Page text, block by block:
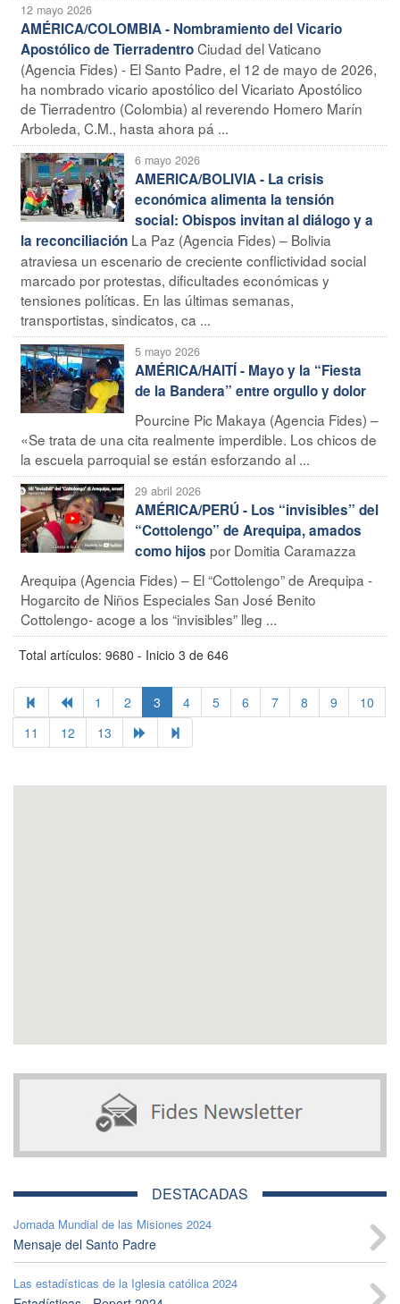
12 mayo 2026
AMÉRICA/COLOMBIA - Nombramiento del Vicario
Apostólico de TierradentroCiudad del Vaticano
(Agencia Fides) - El Santo Padre, el 12 de mayo de 2026,
ha nombrado vicario apostólico del Vicariato Apostólico
de Tierradentro (Colombia) al reverendo Homero Marín
Arboleda, C.M., hasta ahora pá ...
6 mayo 2026
AMERICA/BOLIVIA - La crisis
económica alimenta la tensión
social: Obispos invitan al diálogo y a
la reconciliación La Paz (Agencia Fides) – Bolivia
atraviesa un escenario de creciente conflictividad social
marcado por protestas, dificultades económicas y
tensiones políticas. En las últimas semanas,
transportistas, sindicatos, ca ...
5 mayo 2026
AMÉRICA/HAITÍ - Mayo y la “Fiesta
de la Bandera” entre orgullo y dolor
Pourcine Pic Makaya (Agencia Fides) –
«Se trata de una cita realmente imperdible. Los chicos de
la escuela parroquial se están esforzando al ...
29 abril 2026
AMÉRICA/PERÚ - Los “invisibles” del
“Cottolengo” de Arequipa, amados
como hijos por Domitia Caramazza
Arequipa (Agencia Fides) – El “Cottolengo” de Arequipa -
Hogarcito de Niños Especiales San José Benito
Cottolengo- acoge a los “invisibles” lleg ...
Total artículos: 9680 - Inicio 3 de 646
1 2 3 4 5 6 7 8 9
10
11
12 13
DESTACADAS
Jornada Mundial de las Misiones 2024
Mensaje del Santo Padre
Las estadísticas de la Iglesia católica 2024